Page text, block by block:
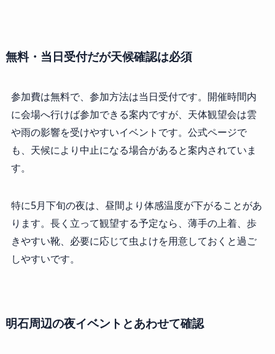
無料・当日受付だが天候確認は必須
参加費は無料で、参加方法は当日受付です。開催時間内
に会場へ行けば参加できる案内ですが、天体観望会は雲
や雨の影響を受けやすいイベントです。公式ページで
も、天候により中止になる場合があると案内されていま
す。
特に5月下旬の夜は、昼間より体感温度が下がることがあ
ります。長く立って観望する予定なら、薄手の上着、歩
きやすい靴、必要に応じて虫よけを用意しておくと過ご
しやすいです。
明石周辺の夜イベントとあわせて確認